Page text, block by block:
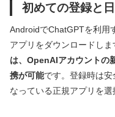
初めての登録と
AndroidでChatGPTを利用
アプリをダウンロードしま
は、OpenAIアカウントの
携が可能です。登録時は
なっている正規アプリを選